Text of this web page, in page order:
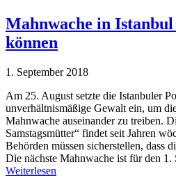
Mahnwache in
können
1. September 2018
Am 25. August setzte die Istanbuler
unverhältnismäßige Gewalt ein, um
Mahnwache auseinander zu treiben.
Samstagsmütter“ findet seit Jahren
Behörden müssen sicherstellen, dass
Die nächste Mahnwache ist für den 1.
Weiterlesen